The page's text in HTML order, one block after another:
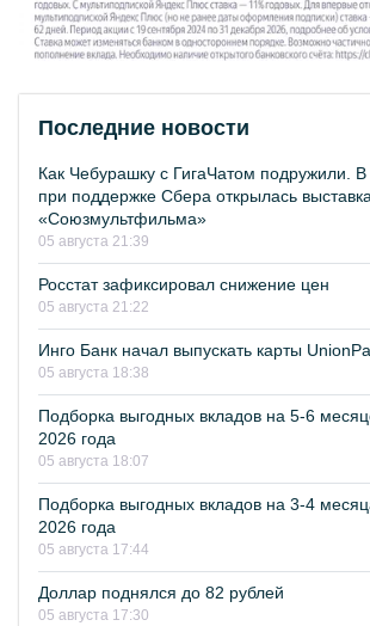
Последние новости
Как Чебурашку с ГигаЧатом подружили. В
при поддержке Сбера открылась
«Союзмультфильма»
05 августа 21:39
Росстат зафиксировал снижение цен
05 августа 21:22
Инго Банк начал выпускать карты
05 августа 18:38
Подборка выгодных вкладов на 5-6
2026 года
05 августа 18:07
Подборка выгодных вкладов на 3-4
2026 года
05 августа 17:44
Доллар поднялся до 82 рублей
05 августа 17:30